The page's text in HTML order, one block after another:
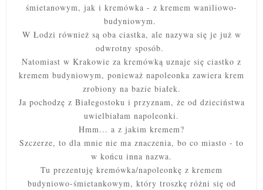
śmietanowym, jak i kremówka - z kremem waniliowo-
budyniowym.
W Łodzi również są oba ciastka, ale nazywa się je już w
odwrotny sposób.
Natomiast w Krakowie za kremówką uznaje się ciastko z
kremem budyniowym, ponieważ napoleonka zawiera krem
zrobiony na bazie białek.
Ja pochodzę z Białegostoku i przyznam, że od dzieciństwa
uwielbiałam napoleonki.
Hmm... a z jakim kremem?
Szczerze, to dla mnie nie ma znaczenia, bo co miasto - to
w końcu inna nazwa.
Tu prezentuję kremówka/napoleonkę z kremem
budyniowo-śmietankowym, który troszkę różni się od